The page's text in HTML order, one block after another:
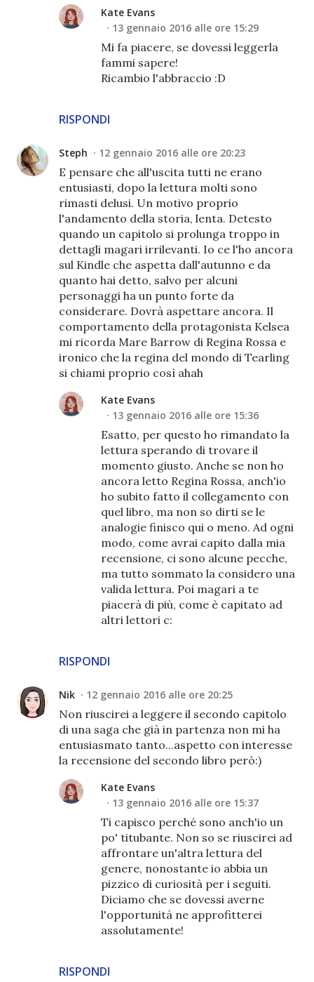
RISPONDI
Kate Evans
13 gennaio 2016 alle ore 15:29
Mi fa piacere, se dovessi leggerla
fammi sapere!
Ricambio l'abbraccio :D
Steph 12 gennaio 2016 alle ore 20:23
E pensare che all'uscita tutti ne erano
entusiasti, dopo la lettura molti sono
rimasti delusi. Un motivo proprio
l'andamento della storia, lenta. Detesto
quando un capitolo si prolunga troppo in
dettagli magari irrilevanti. Io ce l'ho ancora
sul Kindle che aspetta dall'autunno e da
quanto hai detto, salvo per alcuni
personaggi ha un punto forte da
considerare. Dovrà aspettare ancora. Il
comportamento della protagonista Kelsea
mi ricorda Mare Barrow di Regina Rossa e
ironico che la regina del mondo di Tearling
si chiami proprio così ahah
RISPONDI
Kate Evans
13 gennaio 2016 alle ore 15:36
Esatto, per questo ho rimandato la
lettura sperando di trovare il
momento giusto. Anche se non ho
ancora letto Regina Rossa, anch'io
ho subito fatto il collegamento con
quel libro, ma non so dirti se le
analogie finisco qui o meno. Ad ogni
modo, come avrai capito dalla mia
recensione, ci sono alcune pecche,
ma tutto sommato la considero una
valida lettura. Poi magari a te
piacerà di più, come è capitato ad
altri lettori c:
Nik 12 gennaio 2016 alle ore 20:25
Non riuscirei a leggere il secondo capitolo
di una saga che già in partenza non mi ha
entusiasmato tanto...aspetto con interesse
la recensione del secondo libro però:)
RISPONDI
Kate Evans
13 gennaio 2016 alle ore 15:37
Ti capisco perché sono anch'io un
po' titubante. Non so se riuscirei ad
affrontare un'altra lettura del
genere, nonostante io abbia un
pizzico di curiosità per i seguiti.
Diciamo che se dovessi averne
l'opportunità ne approfitterei
assolutamente!